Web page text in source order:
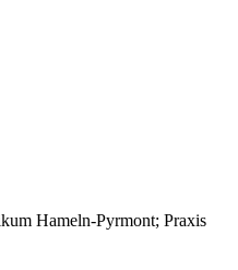
Hameln-Pyrmont; Praxis